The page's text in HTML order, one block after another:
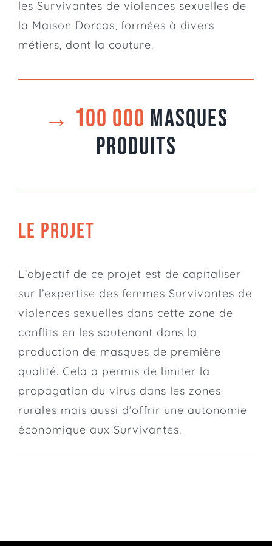
les Survivantes de violences sexuelles de
la Maison Dorcas, formées à divers
métiers, dont la couture.
→ 100 000 masques
produits
LE PROJET
L’objectif de ce projet est de capitaliser
sur l’expertise des femmes Survivantes de
violences sexuelles dans cette zone de
conflits en les soutenant dans la
production de masques de première
qualité. Cela a permis de limiter la
propagation du virus dans les zones
rurales mais aussi d’offrir une autonomie
économique aux Survivantes.